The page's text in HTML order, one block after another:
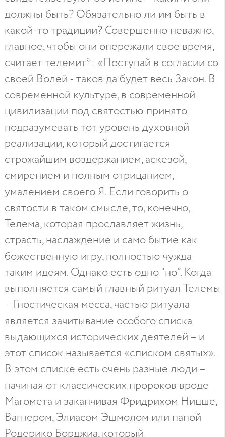
должны быть? Обязательно ли им быть в
какой-то традиции? Совершенно неважно,
главное, чтобы они опережали свое время,
считает телемит*: «Поступай в согласии со
своей Волей - таков да будет весь Закон. В
современной культуре, в современной
цивилизации под святостью принято
подразумевать тот уровень духовной
реализации, который достигается
строжайшим воздержанием, аскезой,
смирением и полным отрицанием,
умалением своего Я. Если говорить о
святости в таком смысле, то, конечно,
Телема, которая прославляет жизнь,
страсть, наслаждение и само бытие как
божественную игру, полностью чужда
таким идеям. Однако есть одно “но”. Когда
выполняется самый главный ритуал Телемы
– Гностическая месса, частью ритуала
является зачитывание особого списка
выдающихся исторических деятелей – и
этот список называется «списком святых».
В этом списке есть очень разные люди –
начиная от классических пророков вроде
Магомета и заканчивая Фридрихом Ницше,
Вагнером, Элиасом Эшмолом или папой